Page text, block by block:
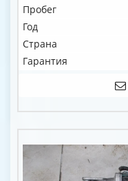
Пробег
Год
Страна
Гарантия